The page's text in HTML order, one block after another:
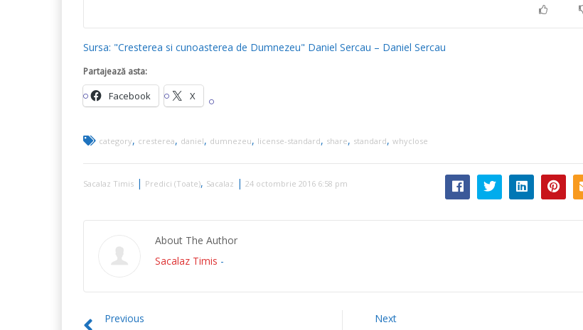
Sursa: "Cresterea si cunoasterea de Dumnezeu" Daniel Sercau – Daniel Sercau
Partajează asta:
Facebook X
category, cresterea, daniel, dumnezeu, license-standard, share, standard, whyclose
Sacalaz Timis | Predici (Toate), Sacalaz | 24 octombrie 2016 6:58 pm
About The Author
Sacalaz Timis -
Previous Next